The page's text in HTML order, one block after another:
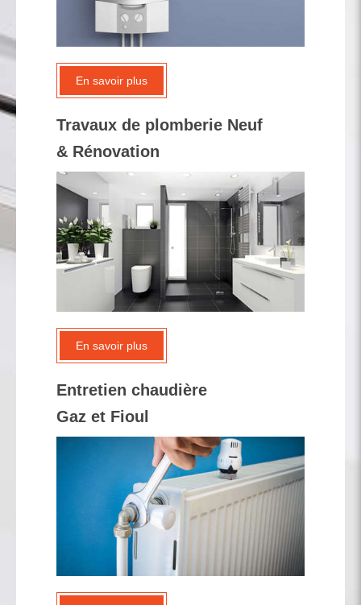
En savoir plus
Travaux de plomberie Neuf
& Rénovation
En savoir plus
Entretien chaudière
Gaz et Fioul